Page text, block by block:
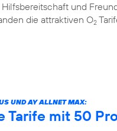
und
die attraktiven O2
UND AY ALLNET MAX:
Tarife mit 50